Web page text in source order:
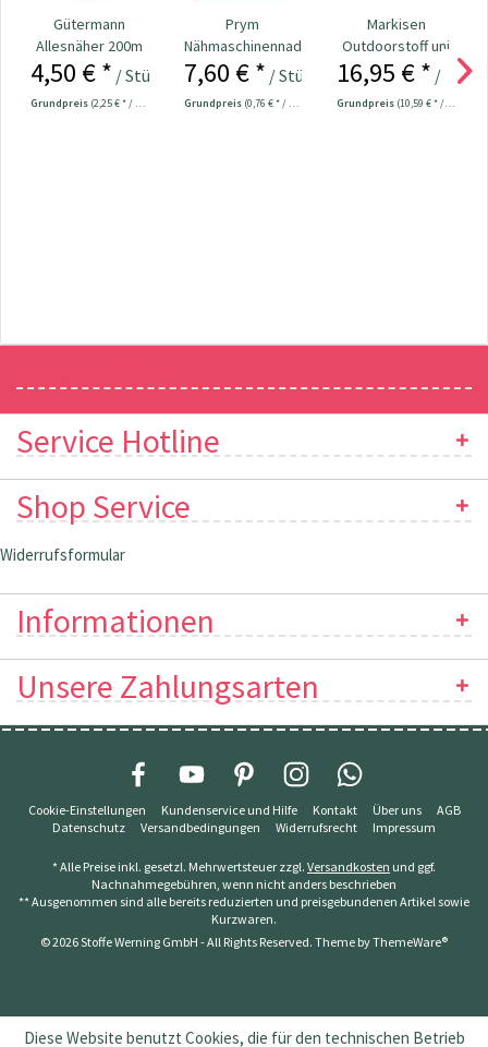
Gütermann
Allesnäher 200m
Fb. 402 - dkl. grün
4,50 € * / Stück
Grundpreis (2,25 € * / 100 Meter)
Prym
Nähmaschinennadeln
130/705
Universal...
7,60 € * / Stück
Grundpreis (0,76 € * / 1 Stück)
Markisen
Outdoorstoff uni
gelb
16,95 € * /
Grundpreis (10,59 € * / 1 m²)
Service Hotline
Shop Service
Widerrufsformular
Informationen
Unsere Zahlungsarten
Cookie-Einstellungen Kundenservice und Hilfe Kontakt Über uns
AGB
Datenschutz
Versandbedingungen Widerrufsrecht Impressum
* Alle Preise inkl. gesetzl. Mehrwertsteuer zzgl. Versandkosten und ggf.
Nachnahmegebühren, wenn nicht anders beschrieben
** Ausgenommen sind alle bereits reduzierten und preisgebundenen Artikel sowie
Kurzwaren.
© 2026 Stoffe Werning GmbH - All Rights Reserved. Theme byThemeWare®
Diese Website benutzt Cookies, die für den technischen Betrieb